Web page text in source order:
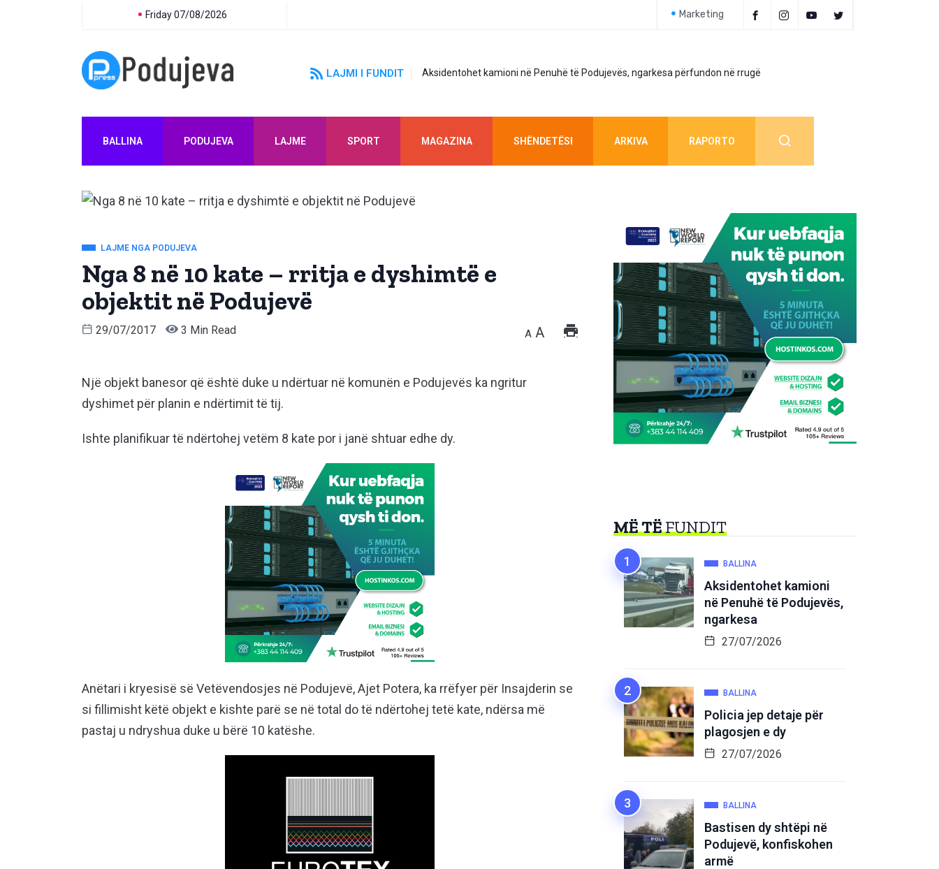
Friday 07/08/2026 Marketing
LAJMI I FUNDIT Aksidentohet kamioni në Penuhë të Podujevës, ngarkesa përfundon në rrugë
BALLINA PODUJEVA LAJME SPORT MAGAZINA SHËNDETËSI ARKIVA RAPORTO
LAJME NGA PODUJEVA
Nga 8 në 10 kate – rritja e dyshimtë e
objektit në Podujevë
29/07/2017 3 Min Read A A
Një objekt banesor që është duke u ndërtuar në komunën e Podujevës ka ngritur
dyshimet për planin e ndërtimit të tij.
Ishte planifikuar të ndërtohej vetëm 8 kate por i janë shtuar edhe dy.
Anëtari i kryesisë së Vetëvendosjes në Podujevë, Ajet Potera, ka rrëfyer për Insajderin se
si fillimisht këtë objekt e kishte parë se në total do të ndërtohej tetë kate, ndërsa më
pastaj u ndryshua duke u bërë 10 katëshe.
MË TËFUNDIT
BALLINA
Aksidentohet kamioni
në Penuhë të Podujevës,
ngarkesa
27/07/2026
BALLINA
Policia jep detaje për
plagosjen e dy
27/07/2026
BALLINA
Bastisen dy shtëpi në
Podujevë, konfiskohen
armë